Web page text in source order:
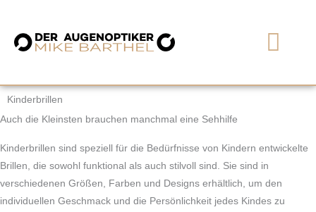
springen
Kinderbrillen
Auch die Kleinsten brauchen manchmal eine Sehhilfe
Kinderbrillen sind speziell für die Bedürfnisse von Kindern entwickelte
Brillen, die sowohl funktional als auch stilvoll sind. Sie sind in
verschiedenen Größen, Farben und Designs erhältlich, um den
individuellen Geschmack und die Persönlichkeit jedes Kindes zu